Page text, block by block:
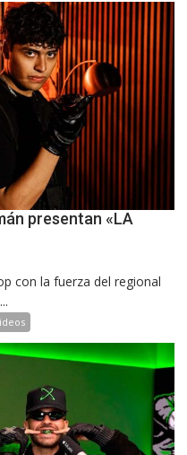
presentan «LA
con la fuerza del regional